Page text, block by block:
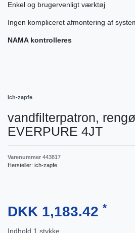
Enkel og brugervenligt værktøj
Ingen kompliceret afmontering af
NAMA kontrolleres
Ich-zapfe
vandfilterpatron,
EVERPURE 4JT
Varenummer 443817
Hersteller: ich-zapfe
DKK 1,183.42 *
Indhold 1 stykke